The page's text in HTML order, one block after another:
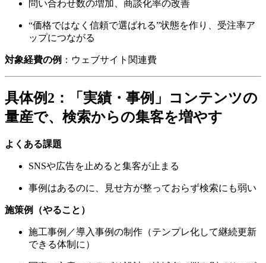
問い合わせ数の増加、商談化率の改善
“価格ではなく信頼で選ばれる”状態を作り、受注率ア
ップにつながる
対象経費の例 ：ウェブサイト関連費
具体例2：「実績・事例」コンテンツの
量産で、検索からの集客を増やす
よくある課題
SNSや広告を止めると集客が止まる
事例はあるのに、見せ方が整っておらず検索にも弱い
施策例（やること）
施工事例／導入事例の制作（テンプレ化して継続更新
できる体制に）